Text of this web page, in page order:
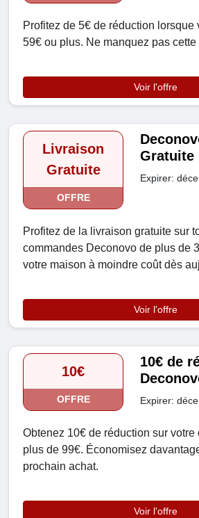
Profitez de 5€ de réduction lorsque
59€ ou plus. Ne manquez pas cette
Voir l'offre
Livraison
Gratuite
OFFRE
Gratuite
Expirer:
Profitez de la livraison gratuite sur
commandes Deconovo de plus de
votre maison à moindre coût dès
Voir l'offre
10€
OFFRE
10€ de
Expirer:
Obtenez 10€ de réduction sur votre
plus de 99€. Économisez
prochain achat.
Voir l'offre